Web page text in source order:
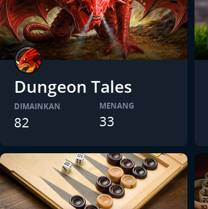
Dungeon Tales
DIMAINKAN
82
MENANG
33